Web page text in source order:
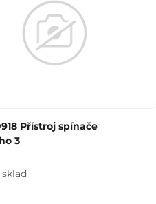
Přístroj spínače
3